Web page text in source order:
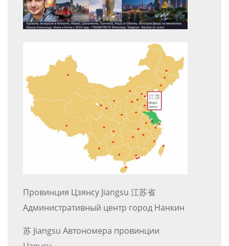
Провинция Цзянсу Jiangsu 江苏省
Административный центр город Нанкин
苏 Jiangsu Автономера провинции